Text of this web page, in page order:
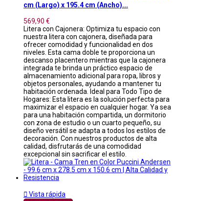
cm (Largo) x 195.4 cm (Ancho)...
569,90 €
Litera con Cajonera: Optimiza tu espacio con
nuestra litera con cajonera, diseñada para
ofrecer comodidad y funcionalidad en dos
niveles. Esta cama doble te proporciona un
descanso placentero mientras que la cajonera
integrada te brinda un práctico espacio de
almacenamiento adicional para ropa, libros y
objetos personales, ayudando a mantener tu
habitación ordenada. Ideal para Todo Tipo de
Hogares: Esta litera es la solución perfecta para
maximizar el espacio en cualquier hogar. Ya sea
para una habitación compartida, un dormitorio
con zona de estudio o un cuarto pequeño, su
diseño versátil se adapta a todos los estilos de
decoración. Con nuestros productos de alta
calidad, disfrutarás de una comodidad
excepcional sin sacrificar el estilo.
 Vista rápida